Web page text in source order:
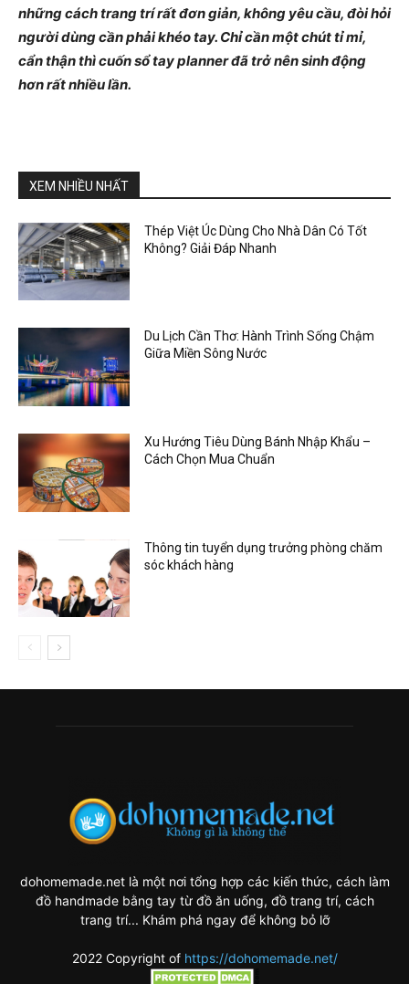
những cách trang trí rất đơn giản, không yêu cầu, đòi hỏi
người dùng cần phải khéo tay. Chỉ cần một chút tỉ mỉ,
cẩn thận thì cuốn sổ tay planner đã trở nên sinh động
hơn rất nhiều lần.
XEM NHIỀU NHẤT
Thép Việt Úc Dùng Cho Nhà Dân Có Tốt
Không? Giải Đáp Nhanh
Du Lịch Cần Thơ: Hành Trình Sống Chậm
Giữa Miền Sông Nước
Xu Hướng Tiêu Dùng Bánh Nhập Khẩu –
Cách Chọn Mua Chuẩn
Thông tin tuyển dụng trưởng phòng chăm
sóc khách hàng
dohomemade.net là một nơi tổng hợp các kiến thức, cách làm
đồ handmade bằng tay từ đồ ăn uống, đồ trang trí, cách
trang trí... Khám phá ngay để không bỏ lỡ
2022 Copyright of https://dohomemade.net/